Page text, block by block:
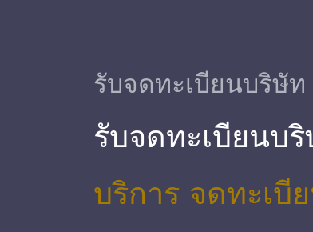
รับจดทะเบียนบริษั
รับจดทะเบียนบ
บริการ จดทะเบี